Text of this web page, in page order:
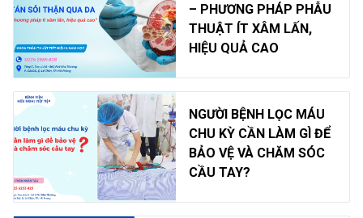
– PHƯƠNG PHÁP PHẪU
THUẬT ÍT XÂM LẤN,
HIỆU QUẢ CAO
NGƯỜI BỆNH LỌC MÁU
CHU KỲ CẦN LÀM GÌ ĐỂ
BẢO VỆ VÀ CHĂM SÓC
CẦU TAY?